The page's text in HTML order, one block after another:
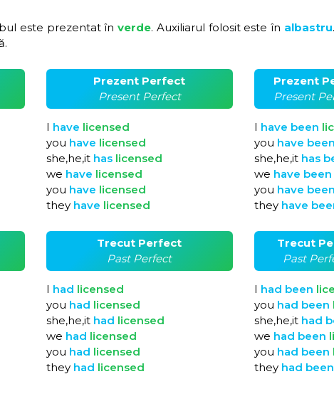
este prezentat înverde. Auxiliarul folosit este în albastru
Prezent Perfect
Present Perfect
I have licensed
you have licensed
she,he,it has licensed
we have licensed
you have licensed
they have licensed
Prezent
Present
I have been
you have been
she,he,it has
we have been
you have been
they have
Trecut Perfect
Past Perfect
I had licensed
you had licensed
she,he,it had licensed
we had licensed
you had licensed
they had licensed
Trecut
Past
I had been
you had been
she,he,it had
we had been
you had been
they had been